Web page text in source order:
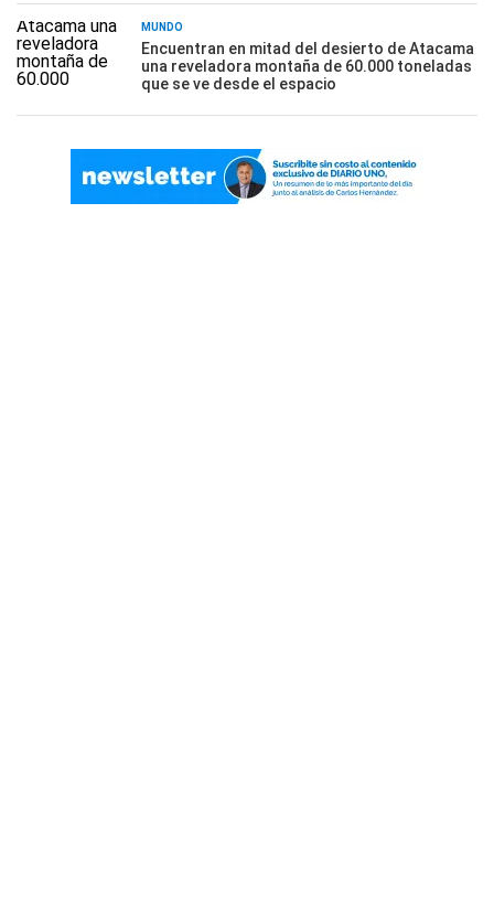
MUNDO
Encuentran en mitad del desierto de Atacama
una reveladora montaña de 60.000 toneladas
que se ve desde el espacio